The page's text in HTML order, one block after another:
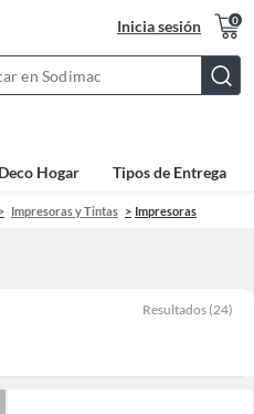
Inicia sesión 0
Bar
Deco Hogar Tipos de Entrega
Impresoras y Tintas Impresoras
Resultados (24)